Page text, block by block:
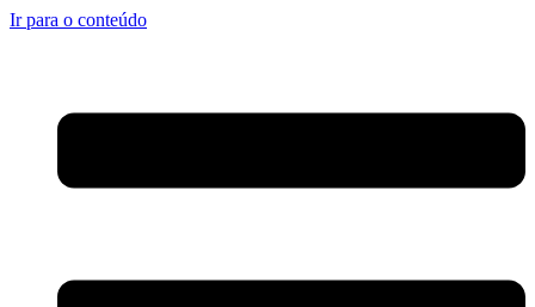
Ir para o conteúdo